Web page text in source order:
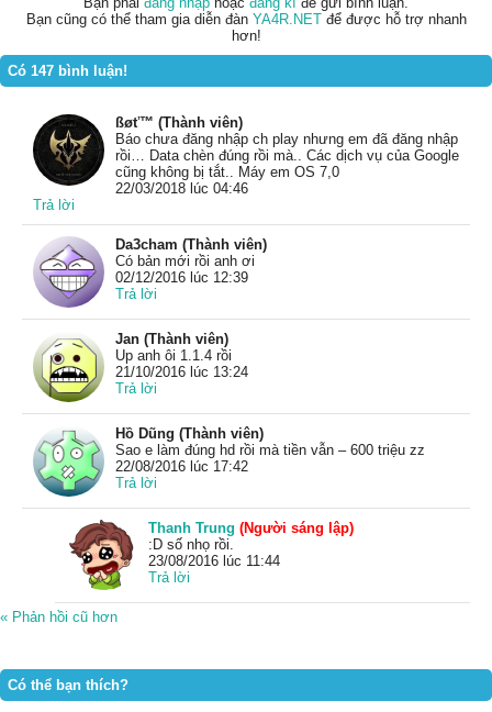
Bạn cũng có thể tham gia diễn đàn YA4R.NETđể được hỗ trợ nhanh
hơn!
Có 147 bình luận!
ßøť™ (Thành viên)
Báo chưa đăng nhập ch play nhưng em đã đăng nhập
rồi… Data chèn đúng rồi mà.. Các dịch vụ của Google
cũng không bị tắt.. Máy em OS 7,0
22/03/2018 lúc 04:46
Trả lời
Da3cham (Thành viên)
Có bản mới rồi anh ơi
02/12/2016 lúc 12:39
Trả lời
Jan (Thành viên)
Up anh ôi 1.1.4 rồi
21/10/2016 lúc 13:24
Trả lời
Hồ Dũng (Thành viên)
Sao e làm đúng hd rồi mà tiền vẫn – 600 triệu zz
22/08/2016 lúc 17:42
Trả lời
Thanh Trung (Người sáng lập)
:D số nhọ rồi.
23/08/2016 lúc 11:44
Trả lời
« Phản hồi cũ hơn
Có thể bạn thích?